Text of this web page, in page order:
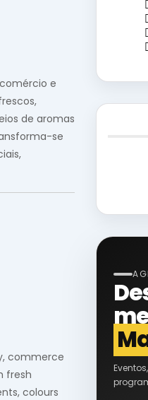
e
de aromas
se
commerce
fresh
colours